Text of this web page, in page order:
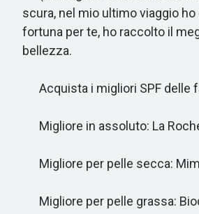
scura, nel mio ultimo viaggio
fortuna per te, ho raccolto il
bellezza.
Acquista i migliori SPF delle
Migliore in assoluto: La
Migliore per pelle secca:
Migliore per pelle grassa: